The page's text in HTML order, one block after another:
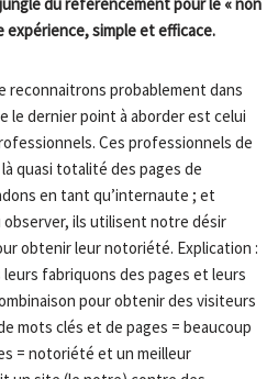
expérience, simple et efficace.
reconnaitrons probablement dans
le dernier point à aborder est celui
Ces professionnels de
quasi totalité des pages de
en tant qu’internaute ; et
observer, ils utilisent notre désir
obtenir leur notoriété. Explication :
fabriquons des pages et leurs
pour obtenir des visiteurs
mots clés et de pages = beaucoup
= notoriété et un meilleur